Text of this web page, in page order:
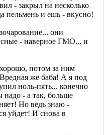
- закрыл на несколько
пельмень и ешь - вкусно!
они
- наверное ГМО... и
потом за ним
же баба! А я под
ноль-пять... конечно
- а так, больше
Но ведь знаю -
уйдет! И снова в